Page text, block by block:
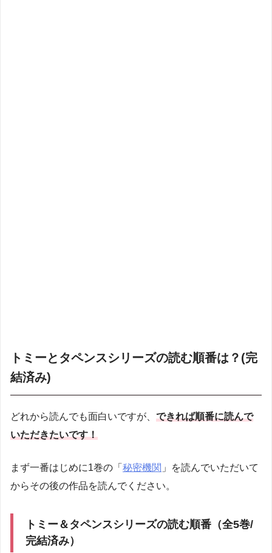
トミーとタペンスシリーズの読む順番は？(完
結済み)
どれから読んでも面白いですが、 できれば順番に読んで
いただきたいです！
まず一番はじめに1巻の「 秘密機関 」を読んでいただいて
からその後の作品を読んでください。
トミー＆タペンスシリーズの読む順番（全5巻/
完結済み）